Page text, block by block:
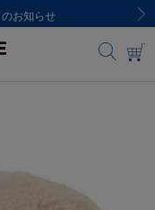
お知らせ